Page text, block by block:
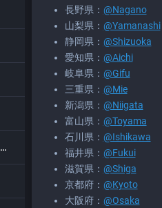
長野県： @Nagano
山梨県： @Yamanashi
静岡県： @Shizuoka
愛知県： @Aichi
岐阜県： @Gifu
三重県： @Mie
新潟県： @Niigata
富山県： @Toyama
石川県： @Ishikawa
福井県： @Fukui
滋賀県： @Shiga
京都府： @Kyoto
大阪府： @Osaka
鉄道情報：横浜シーサイドライン